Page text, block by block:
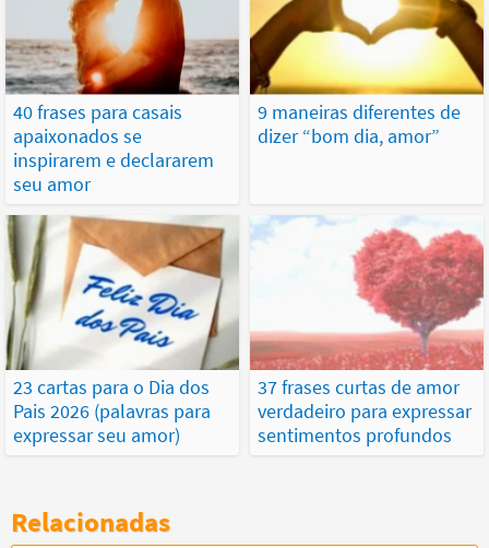
40 frases para casais
apaixonados se
inspirarem e declararem
seu amor
9 maneiras diferentes de
dizer “bom dia, amor”
23 cartas para o Dia dos
Pais 2026 (palavras para
expressar seu amor)
37 frases curtas de amor
verdadeiro para expressar
sentimentos profundos
Relacionadas